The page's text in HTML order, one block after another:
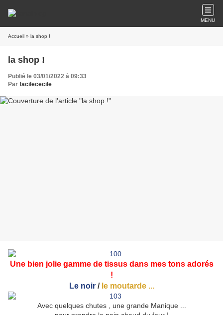
MENU
Accueil » la shop !
la shop !
Publié le 03/01/2022 à 09:33
Par facilececile
Une bien jolie gamme de tissus dans mes tons adorés
!
Le noir/ le moutarde ...
Avec quelques chutes , une grande Manique ...